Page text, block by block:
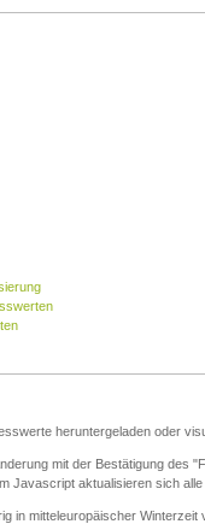
heruntergeladen oder
mit der Bestätigung des
Javascript aktualisieren sich alle
in mitteleuropäischer Winterzeit